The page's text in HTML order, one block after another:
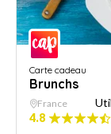
Carte cadeau
Brunchs
France
4.8